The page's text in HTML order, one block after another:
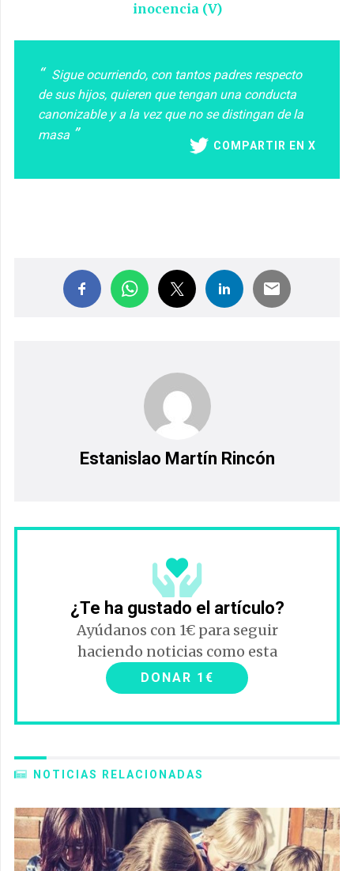
inocencia (V)
Sigue ocurriendo, con tantos padres respecto
de sus hijos, quieren que tengan una conducta
canonizable y a la vez que no se distingan de la
masa
COMPARTIR EN X
Estanislao Martín Rincón
¿Te ha gustado el artículo?
Ayúdanos con 1€ para seguir
haciendo noticias como esta
DONAR 1€
NOTICIAS RELACIONADAS